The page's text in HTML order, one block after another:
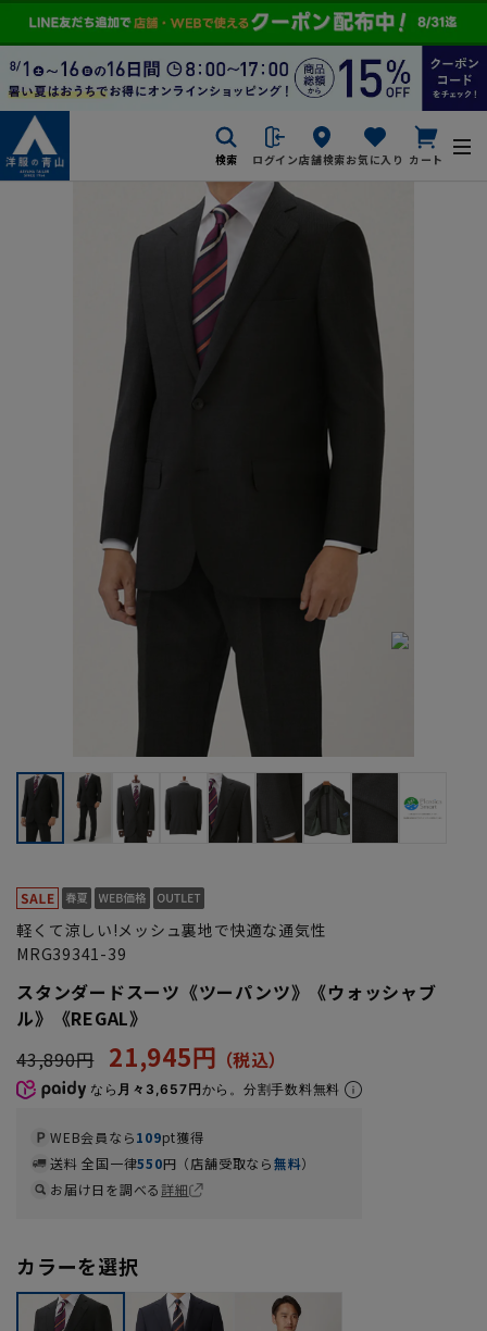
検索 ログイン店舗検索お気に入り カート
軽くて涼しい!メッシュ裏地で快適な通気性
MRG39341-39
スタンダードスーツ《ツーパンツ》《ウォッシャブ
ル》《REGAL》
43,890円
21,945円
なら 月々3,657円から。分割手数料無料
WEB会員なら109pt獲得
送料 全国一律550円（店舗受取なら無料）
お届け日を調べる詳細
カラーを選択